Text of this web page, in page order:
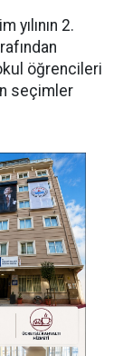
yılının 2.
öğrencileri
seçimler